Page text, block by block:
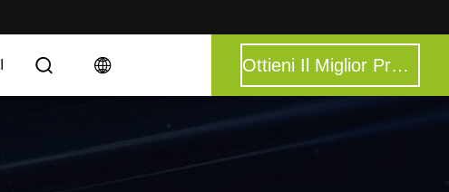
Ottieni Il Miglior Prezzo